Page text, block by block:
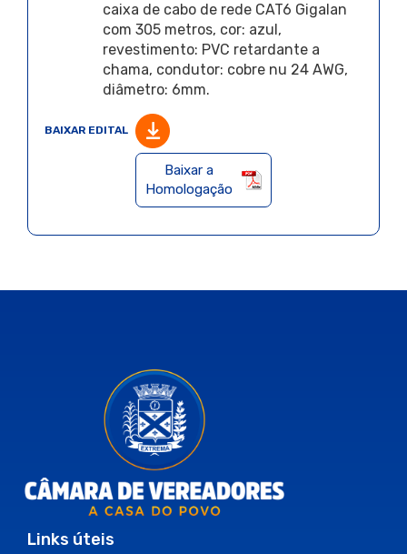
caixa de cabo de rede CAT6 Gigalan
com 305 metros, cor: azul,
revestimento: PVC retardante a
chama, condutor: cobre nu 24 AWG,
diâmetro: 6mm.
BAIXAR EDITAL
Baixar a
Homologação
Links úteis